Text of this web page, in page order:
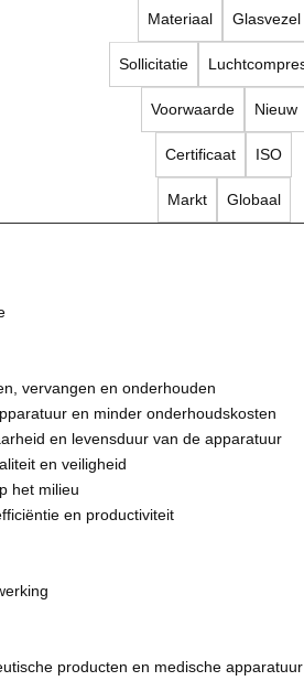
Materiaal Glasvezel
Sollicitatie
Voorwaarde Nieuw
Certificaat ISO
Markt Globaal
vervangen en onderhouden
en minder onderhoudskosten
en levensduur van de apparatuur
en veiligheid
het milieu
en productiviteit
producten en medische apparatuur